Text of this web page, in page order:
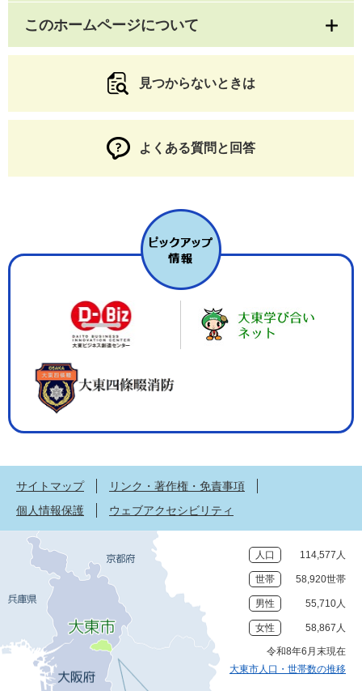
このホームページについて
見つからないときは
よくある質問と回答
サイトマップ
リンク・著作権・免責事項
個人情報保護
ウェブアクセシビリティ
人口 114,577人
世帯 58,920世帯
男性 55,710人
女性 58,867人
令和8年6月末現在
大東市人口・世帯数の推移